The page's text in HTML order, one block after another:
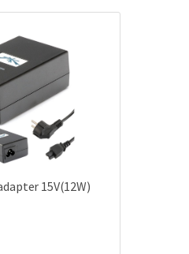
15V(12W)